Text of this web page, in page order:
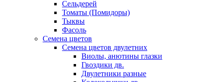
Сельдерей
Томаты (Помидоры)
Тыквы
Фасоль
Семена цветов
Семена цветов двулетних
Виолы, анютины глазки
Гвоздики дв.
Двулетники разные